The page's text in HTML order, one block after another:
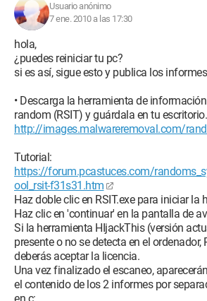
Usuario anónimo
7 ene. 2010 a las 17:30
hola,
¿puedes reiniciar tu pc?
si es así, sigue esto y publica los
• Descarga la herramienta de
random (RSIT) y guárdala en tu escritorio.
http://images.malwareremoval.com/
Tutorial:
https://forum.pcastuces.com/
ool_rsit-f31s31.htm
Haz doble clic en RSIT.exe para iniciar la
Haz clic en 'continuar' en la pantalla de
Si la herramienta HIjackThis (versión
presente o no se detecta en el ordenador,
deberás aceptar la licencia.
Una vez finalizado el escaneo,
el contenido de los 2 informes por